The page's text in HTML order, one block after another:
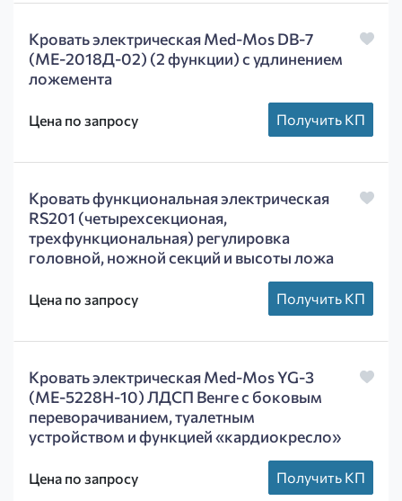
Кровать электрическая Med-Mos DB-7
(MЕ-2018Д-02) (2 функции) c удлинением
ложемента
Цена по запросу Получить КП
Кровать функциональная электрическая
RS201 (четырехсекционая,
трехфункциональная) регулировка
головной, ножной секций и высоты ложа
Цена по запросу Получить КП
Кровать электрическая Med-Mos YG-3
(МЕ-5228Н-10) ЛДСП Венге с боковым
переворачиванием, туалетным
устройством и функцией «кардиокресло»
Цена по запросу Получить КП